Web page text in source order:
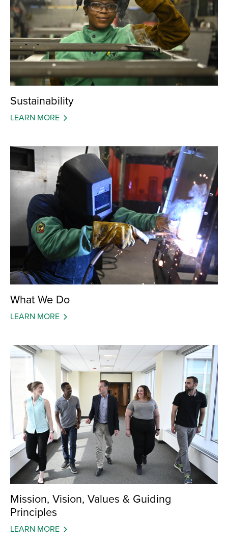
Sustainability
LEARN MORE
What We Do
LEARN MORE
Mission, Vision, Values & Guiding
Principles
LEARN MORE